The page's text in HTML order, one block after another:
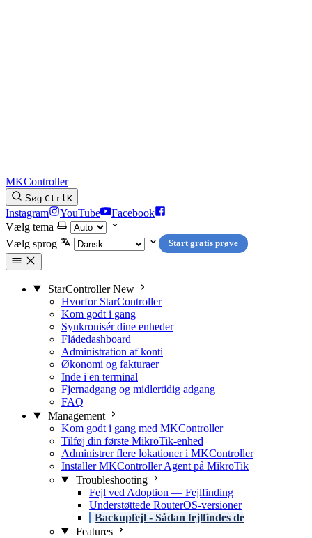
MKController
Søg CtrlK
Instagram YouTube
Facebook
Vælg tema
Vælg sprog
Start gratis prøve
StarController New
Hvorfor StarController
Kom godt i gang
Synkronisér dine enheder
Flådedashboard
Administration af konti
Økonomi og fakturaer
Inde i en terminal
Fjernadgang og midlertidig adgang
FAQ
Management
Kom godt i gang med MKController
Tilføj din første MikroTik-enhed
Administrer flere lokationer i MKController
Installer MKController Agent på MikroTik
Troubleshooting
Fejl ved Adoption — Fejlfinding
Understøttede RouterOS-versioner
Backupfejl - Sådan fejlfindes de
Features